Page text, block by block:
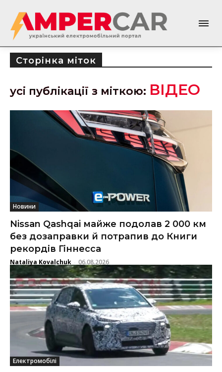
Сторінка міток
усі публікації з міткою: ВІДЕО
Новини
Nissan Qashqai майже подолав 2 000 км
без дозаправки й потрапив до Книги
рекордів Гіннесса
Nataliya Kovalchuk - 06.08.2026
Електромобілі